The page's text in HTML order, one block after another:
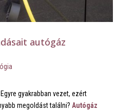
autógáz
gyakrabban vezet, ezért
megoldást találni? Autógáz